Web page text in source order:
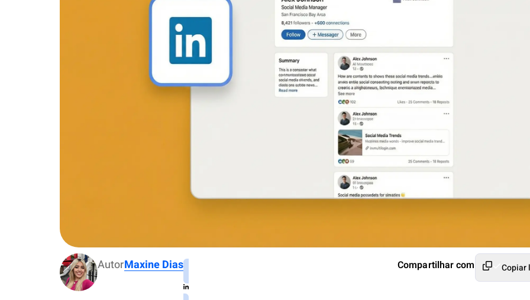
AutorMaxine Dias Compartilhar com Copiar